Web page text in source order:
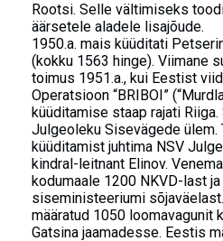
Rootsi. Selle vältimiseks
äärsetele aladele lisajõude.
1950.a. mais küüditati
(kokku 1563 hinge). Viimane
toimus 1951.a., kui Eestist
Operatsioon “BRIBOI”
küüditamise staap rajati Riiga.
Julgeoleku Sisevägede ülem.
küüditamist juhtima NSV
kindral-leitnant Elinov.
kodumaale 1200 NKVD-last
siseministeeriumi
määratud 1050 loomavagunit
Gatsina jaamadesse. Eestis